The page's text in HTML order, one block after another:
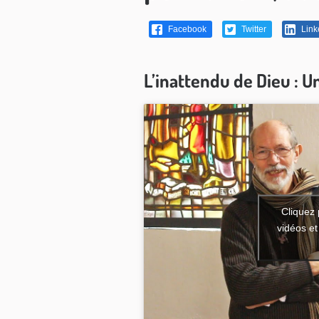
Facebook Twitter
L’inattendu de Dieu :
Cliquez
vidéos